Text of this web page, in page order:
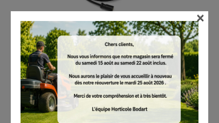
voir en taille réelle
STIHL
Rallonge, 20 m, acier armé pour RE 143 – RE
163 PLUS
# 49105000803
Lances / tuyaux de rallonge / adaptateurs
160.00
Tous les prix comprennent la TVA de 21%.
×